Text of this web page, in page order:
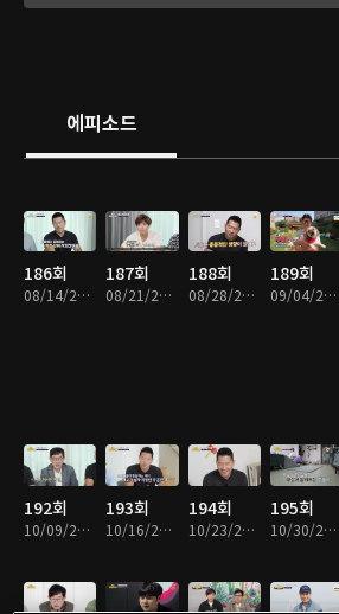
에피소드
186회
08/14/2023 • 1시간 1분
187회
08/21/2023 • 1시간 1분
188회
08/28/2023 • 1시간 1분
189회
09/04/2023 • 1시간 1분
192회
10/09/2023 • 54분
193회
10/16/2023 • 1시간
194회
10/23/2023 • 1시간
195회
10/30/2023 • 1시간 1분